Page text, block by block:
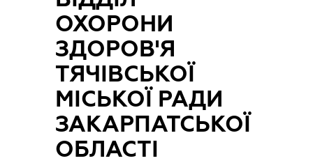
ОХОРОНИ
ЗДОРОВ'Я
ТЯЧІВСЬКОЇ
МІСЬКОЇ РАДИ
ЗАКАРПАТСЬКОЇ
ОБЛАСТІ